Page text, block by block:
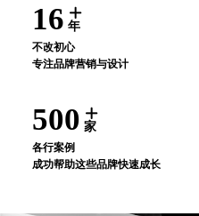
16 年
不改初⼼
专注品牌营销与设计
500 家
各⾏案例
成功帮助这些品牌快速成⻓